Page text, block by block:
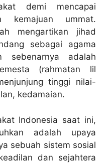
demi mencapai
kemajuan ummat.
mengartikan jihad
sebagai agama
sebenarnya adalah
(rahmatan lil
tinggi nilai-
kedamaian.
Indonesia saat ini,
adalah upaya
sebuah sistem sosial
dan sejahtera